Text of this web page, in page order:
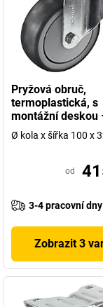
Pryžová obruč,
termoplastická, s
montážní deskou
Ø kola x šířka 100 x
od
3-4 pracovní dny
Zobrazit 3